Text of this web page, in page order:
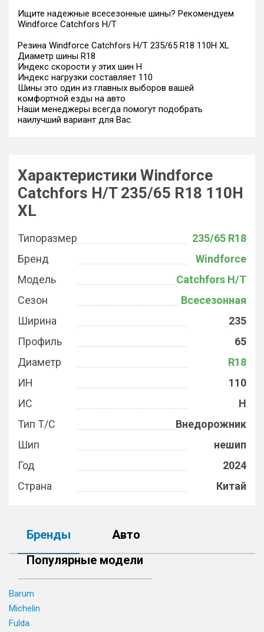
Ищите надежные всесезонные шины? Рекомендуем
Windforce Catchfors H/T
Резина Windforce Catchfors H/T 235/65 R18 110H XL
Диаметр шины R18
Индекс скорости у этих шин H
Индекс нагрузки составляет 110
Шины это один из главных выборов вашей
комфортной езды на авто
Наши менеджеры всегда помогут подобрать
наилучший вариант для Вас.
Характеристики Windforce
Catchfors H/T 235/65 R18 110H
XL
Типоразмер
235/65 R18
Бренд
Windforce
Модель
Catchfors H/T
Сезон
Всесезонная
Ширина
235
Профиль
65
Диаметр
R18
ИН
110
ИС
H
Тип Т/С
Внедорожник
Шип
нешип
Год
2024
Страна
Китай
Бренды
Авто
Популярные модели
Barum
Michelin
Fulda